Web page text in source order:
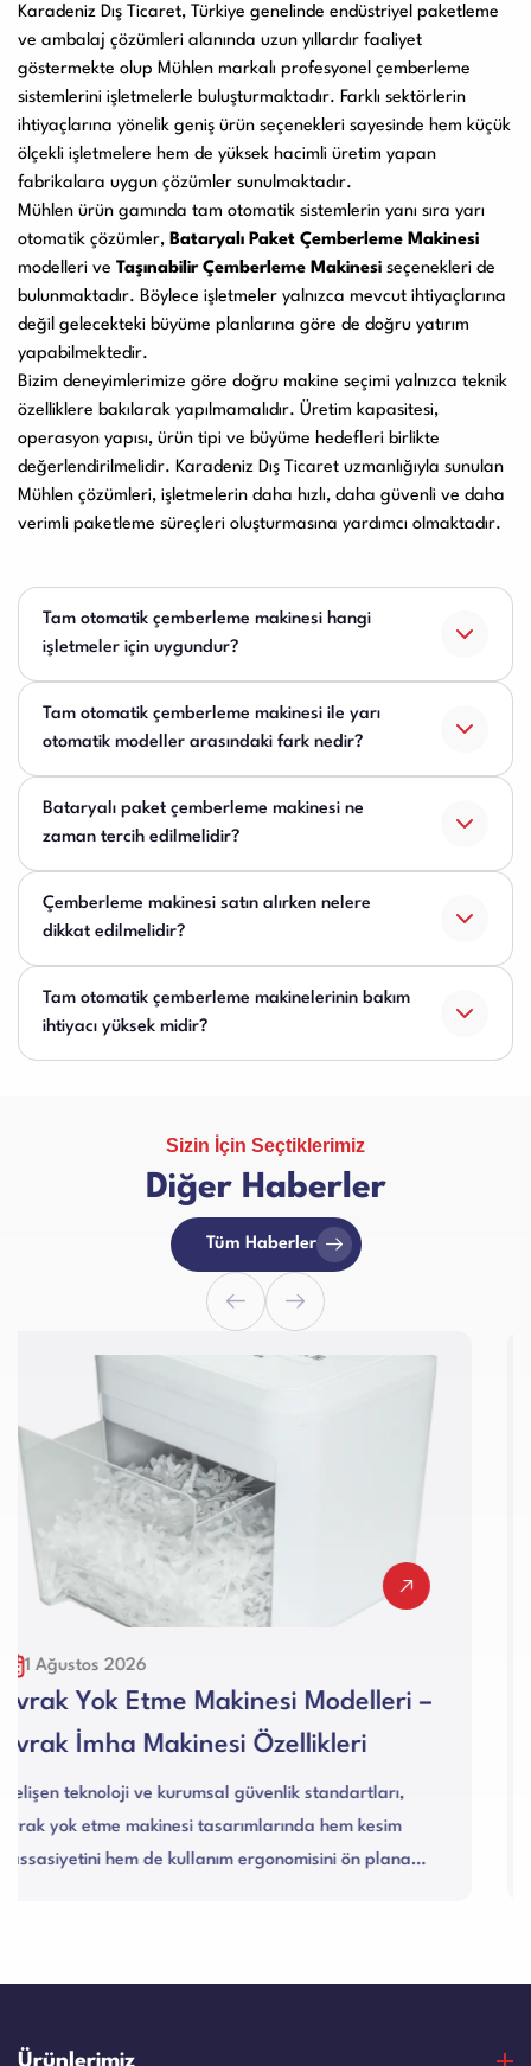
Karadeniz Dış Ticaret, Türkiye genelinde endüstriyel paketleme
ve ambalaj çözümleri alanında uzun yıllardır faaliyet
göstermekte olup Mühlen markalı profesyonel çemberleme
sistemlerini işletmelerle buluşturmaktadır. Farklı sektörlerin
ihtiyaçlarına yönelik geniş ürün seçenekleri sayesinde hem küçük
ölçekli işletmelere hem de yüksek hacimli üretim yapan
fabrikalara uygun çözümler sunulmaktadır.
Mühlen ürün gamında tam otomatik sistemlerin yanı sıra yarı
otomatik çözümler, Bataryalı Paket Çemberleme Makinesi
modelleri ve Taşınabilir Çemberleme Makinesi seçenekleri de
bulunmaktadır. Böylece işletmeler yalnızca mevcut ihtiyaçlarına
değil gelecekteki büyüme planlarına göre de doğru yatırım
yapabilmektedir.
Bizim deneyimlerimize göre doğru makine seçimi yalnızca teknik
özelliklere bakılarak yapılmamalıdır. Üretim kapasitesi,
operasyon yapısı, ürün tipi ve büyüme hedefleri birlikte
değerlendirilmelidir. Karadeniz Dış Ticaret uzmanlığıyla sunulan
Mühlen çözümleri, işletmelerin daha hızlı, daha güvenli ve daha
verimli paketleme süreçleri oluşturmasına yardımcı olmaktadır.
Tam otomatik çemberleme makinesi hangi
işletmeler için uygundur?
Tam otomatik çemberleme makinesi ile yarı
otomatik modeller arasındaki fark nedir?
Bataryalı paket çemberleme makinesi ne
zaman tercih edilmelidir?
Çemberleme makinesi satın alırken nelere
dikkat edilmelidir?
Tam otomatik çemberleme makinelerinin bakım
ihtiyacı yüksek midir?
Sizin İçin Seçtiklerimiz
Diğer Haberler
Tüm Haberler
30 Temmuz 2026
Karton Ambalaj Makinesi Kullanım
Alanları Nelerdir?
Endüstriyel üretim tesislerinden e-ticaret lojistik
merkezlerine kadar geniş bir yelpazede kullanılan bir
karton ambalaj makinesi, atık kağıt ve oluklu
Ürünlerimiz